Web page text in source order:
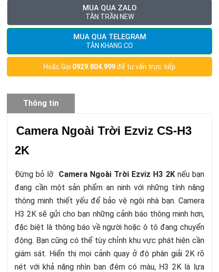
MUA QUA ZALO
TÂN TRẦN NEW
MUA QUA TELEGRAM
TÂN KHANG CO
Hoặc Gọi 0929.804.999để tư vấn trực tiếp
Thông tin
Camera Ngoài Trời Ezviz CS-H3
2K
Đừng bỏ lỡ Camera Ngoài Trời Ezviz H3 2Knếu bạn
đang cần một sản phẩm an ninh với những tính năng
thông minh thiết yếu để bảo vệ ngôi nhà bạn. Camera
H3 2K sẽ gửi cho bạn những cảnh báo thông minh hơn,
đặc biệt là thông báo về người hoặc ô tô đang chuyển
động. Bạn cũng có thể tùy chỉnh khu vực phát hiện cần
giám sát. Hiển thị mọi cảnh quay ở độ phân giải 2K rõ
nét với khả năng nhìn ban đêm có màu, H3 2K là lựa